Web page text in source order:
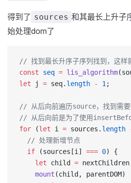
得到了 sources 和其最长上升子
始处理dom了
// 找到最长升序子序列找到，这样
const seq = lis_algorithm
let j = seq. length - 1 ;
// 从后向前遍历source，找到需要
// 从后向前是为了使用
for (let i = sources. length
  // 处理新增节点
  if
(sources[i] === 0) {
    let
child =
    mount
(child, parentDOM)